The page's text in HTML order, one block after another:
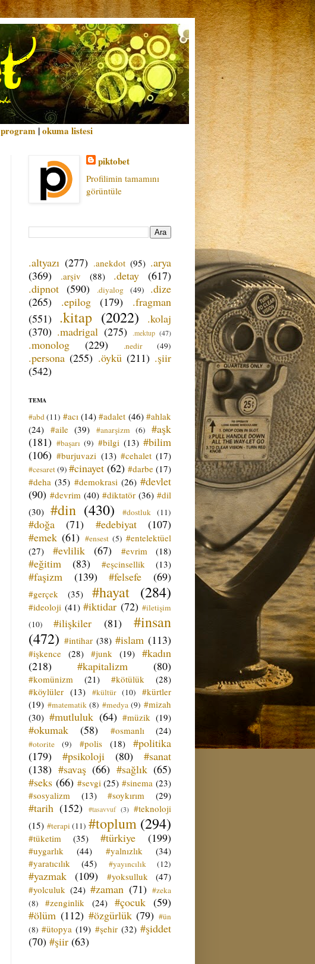
program |okuma listesi
piktobet
Profilimin tamamını
görüntüle
.altyazı (277) .anekdot (95) .arya
(369)
.arşiv (88) .detay
(617)
.dipnot (590) .diyalog (49)
.dize
(265)
.epilog (179)
.fragman
(551) .kitap (2022)
.kolaj
(370) .madrigal (275) .mektup (47)
.monolog (229) .nedir (49)
.persona (255) .öykü (211) .şiir
(542)
TEMA
#abd (11) #acı (14) #adalet (46) #ahlak
(24) #aile (39) #anarşizm (6)
#aşk
(181) #başarı (9) #bilgi (13) #bilim
(106) #burjuvazi (13) #cehalet (17)
#cesaret(9) #cinayet (62) #darbe (17)
#deha (35) #demokrasi (26) #devlet
(90) #devrim (40) #diktatör (36) #dil
(30) #din (430) #dostluk (11)
#doğa (71) #edebiyat
(107)
#emek (61) #ensest (5) #entelektüel
(27)
#evlilik (67) #evrim (18)
#eğitim (83) #eşcinsellik (13)
#faşizm (139) #felsefe (69)
#gerçek (35) #hayat (284)
#ideoloji (41) #iktidar (72) #iletişim
(10)
#ilişkiler (81)
#insan
(472) #intihar (38) #islam (113)
#işkence (28) #junk (19) #kadın
(218)
#kapitalizm (80)
#komünizm (21) #kötülük
(28)
#köylüler (13) #kültür (10)
#kürtler
(19) #matematik (8) #medya (9) #mizah
(30) #mutluluk (64) #müzik (19)
#okumak (58) #osmanlı (24)
#otorite (9) #polis (18)
#politika
(179)
#psikoloji (80)
#sanat
(138) #savaş (66) #sağlık (65)
#seks (66) #sevgi (25) #sinema (23)
#sosyalizm
(13) #soykırım (29)
#tarih (152) #tasavvuf (3) #teknoloji
(15) #terapi (11) #toplum (294)
#tüketim (35) #türkiye (199)
#uygarlık (44) #yalnızlık
(34)
#yaratıcılık
(45) #yayıncılık (12)
#yazmak (109) #yoksulluk
(47)
#yolculuk (24) #zaman (71) #zeka
(8)
#zenginlik (24) #çocuk (59)
#ölüm (112) #özgürlük (79) #ün
(8) #ütopya (19) #şehir (32) #şiddet
(70) #şiir (63)